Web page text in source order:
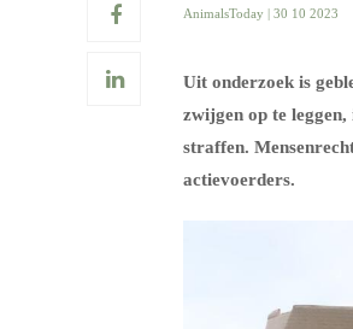
AnimalsToday | 30 10 2023
Uit onderzoek is
zwijgen op te
straffen.
actievoerders.